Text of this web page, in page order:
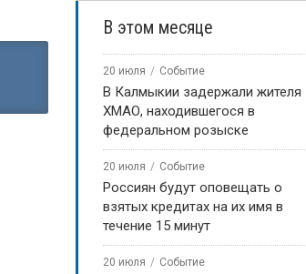
В этом месяце
20 июля Событие
В Калмыкии задержали жителя
ХМАО, находившегося в
федеральном розыске
20 июля Событие
Россиян будут оповещать о
взятых кредитах на их имя в
течение 15 минут
20 июля Событие